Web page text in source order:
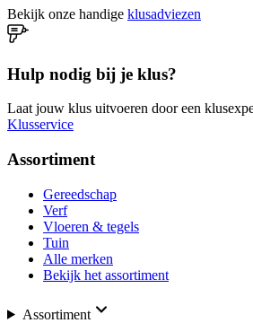
Bekijk onze handige klusadviezen
Hulp nodig bij je klus?
Laat jouw klus uitvoeren door een
Klusservice
Assortiment
Gereedschap
Verf
Vloeren & tegels
Tuin
Alle merken
Bekijk het assortiment
Assortiment